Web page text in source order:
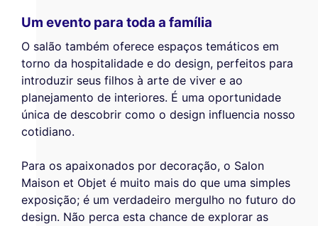
Um evento para toda a família
O salão também oferece espaços temáticos em
torno da hospitalidade e do design, perfeitos para
introduzir seus filhos à arte de viver e ao
planejamento de interiores. É uma oportunidade
única de descobrir como o design influencia nosso
cotidiano.
Para os apaixonados por decoração, o Salon
Maison et Objet é muito mais do que uma simples
exposição; é um verdadeiro mergulho no futuro do
design. Não perca esta chance de explorar as